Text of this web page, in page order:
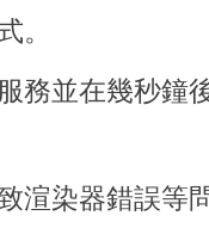
。
務並在幾秒鐘
渲染器錯誤等